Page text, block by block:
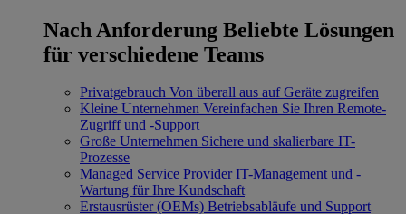
Nach Anforderung Beliebte Lösungen
für verschiedene Teams
Privatgebrauch Von überall aus auf Geräte zugreifen
Kleine Unternehmen Vereinfachen Sie Ihren Remote-
Zugriff und -Support
Große Unternehmen Sichere und skalierbare IT-
Prozesse
Managed Service Provider IT-Management und -
Wartung für Ihre Kundschaft
Erstausrüster (OEMs) Betriebsabläufe und Support